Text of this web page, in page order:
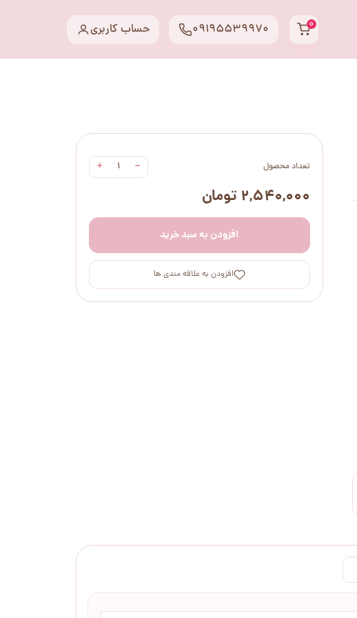
۰ حساب کاربری 09195539970
تعداد محصول −
+
۲,۵۴۰,۰۰۰ تومان
افزودن به سبد خرید
افزودن به علاقه مندی ها